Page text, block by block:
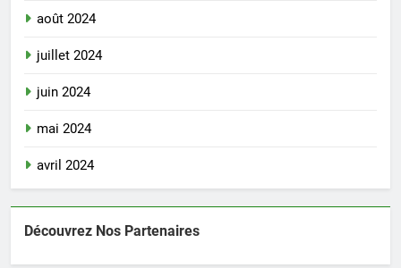
août 2024
juillet 2024
juin 2024
mai 2024
avril 2024
Découvrez Nos Partenaires